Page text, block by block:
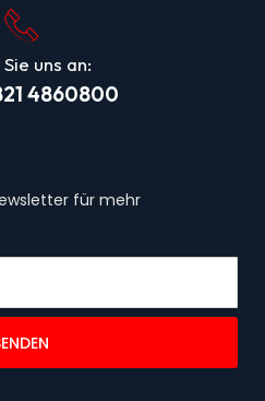
uns an:
4860800
für mehr